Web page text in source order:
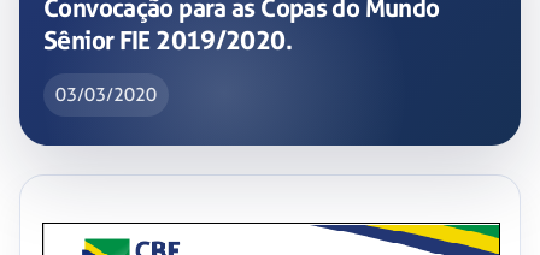
Convocação para as Copas do Mundo
Sênior FIE 2019/2020.
03/03/2020